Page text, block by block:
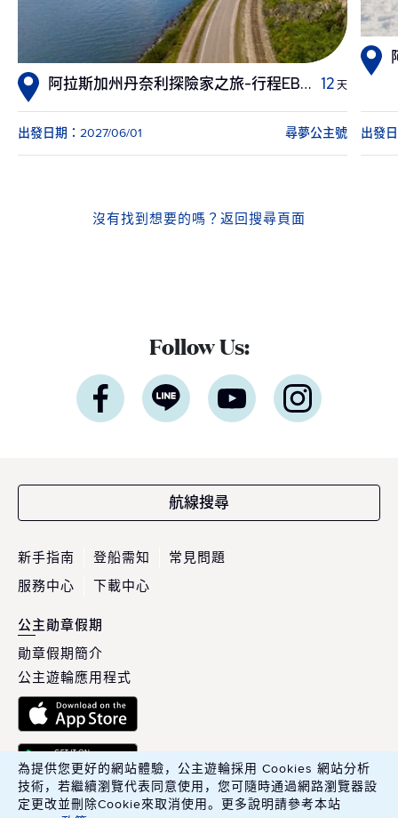
阿拉斯加州丹奈利探險家之旅-行程EB4 8天 12 天
出發日期：2027/06/01 尋夢公主號 出發
沒有找到想要的嗎？ 返回搜尋頁面
Follow Us:
航線搜尋
新手指南 登船需知
常見問題
服務中心
下載中心
公主勛章假期
勛章假期簡介
公主遊輪應用程式
為提供您更好的網站體驗，公主遊輪採用 Cookies 網站分析
技術，若繼續瀏覽代表同意使用，您可隨時通過網路瀏覽器設
定更改並刪除Cookie來取消使用。更多說明請參考本站